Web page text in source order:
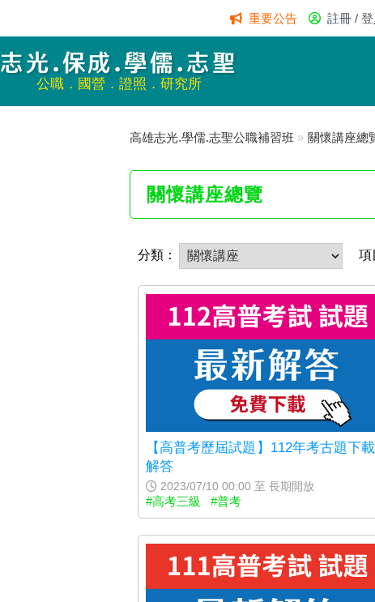
重要公告 註冊 / 登
志光.保成.學儒.志聖
公職．國營．證照．研究所
高雄志光.學儒.志聖公職補習班 » 關懷講座總
關懷講座總覽
分類： 項
【高普考歷屆試題】112年考古題下載
解答
2023/07/10 00:00 至 長期開放
#高考三級 #普考